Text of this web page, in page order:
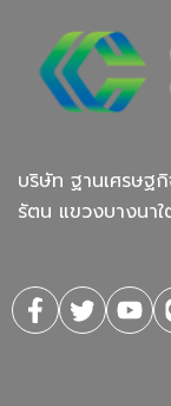
บริษัท ฐานเศรษฐ
รัตน แขวงบางนา